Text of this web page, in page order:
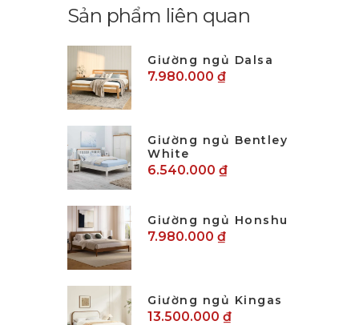
Sản phẩm liên quan
Giường ngủ Dalsa
7.980.000 ₫
Giường ngủ Bentley
White
6.540.000 ₫
Giường ngủ Honshu
7.980.000 ₫
Giường ngủ Kingas
13.500.000 ₫